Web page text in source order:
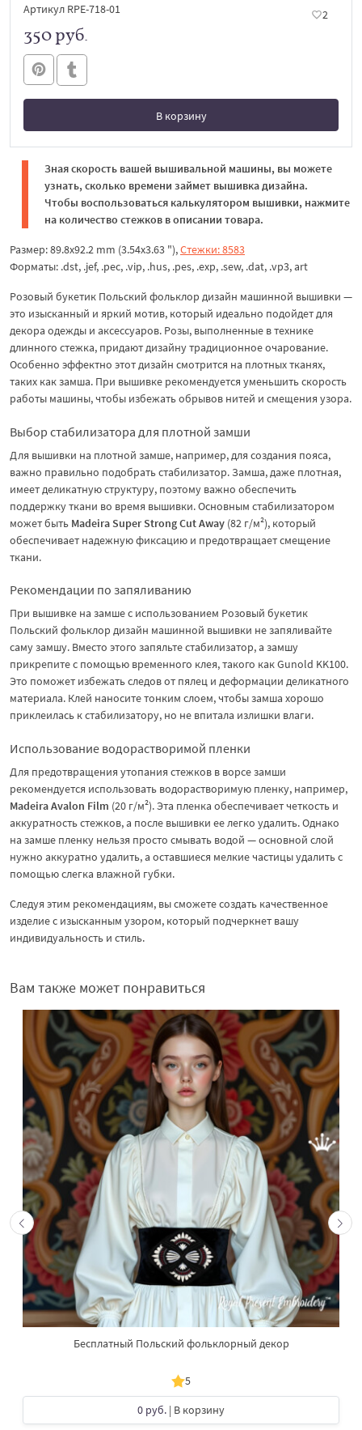
Артикул RPE-718-01 2
350 руб.
В корзину
В корзине
Зная скорость вашей вышивальной машины, вы можете
узнать, сколько времени займет вышивка дизайна.
Чтобы воспользоваться калькулятором вышивки, нажмите
на количество стежков в описании товара.
Размер: 89.8x92.2 mm (3.54x3.63 "),Стежки: 8583
Форматы: .dst, .jef, .pec, .vip, .hus, .pes, .exp, .sew, .dat, .vp3, art
Розовый букетик Польский фольклор дизайн машинной вышивки —
это изысканный и яркий мотив, который идеально подойдет для
декора одежды и аксессуаров. Розы, выполненные в технике
длинного стежка, придают дизайну традиционное очарование.
Особенно эффектно этот дизайн смотрится на плотных тканях,
таких как замша. При вышивке рекомендуется уменьшить скорость
работы машины, чтобы избежать обрывов нитей и смещения узора.
Выбор стабилизатора для плотной замши
Для вышивки на плотной замше, например, для создания пояса,
важно правильно подобрать стабилизатор. Замша, даже плотная,
имеет деликатную структуру, поэтому важно обеспечить
поддержку ткани во время вышивки. Основным стабилизатором
может быть Madeira Super Strong Cut Away (82 г/м²), который
обеспечивает надежную фиксацию и предотвращает смещение
ткани.
Рекомендации по запяливанию
При вышивке на замше с использованием Розовый букетик
Польский фольклор дизайн машинной вышивки не запяливайте
саму замшу. Вместо этого запяльте стабилизатор, а замшу
прикрепите с помощью временного клея, такого как Gunold KK100.
Это поможет избежать следов от пялец и деформации деликатного
материала. Клей наносите тонким слоем, чтобы замша хорошо
приклеилась к стабилизатору, но не впитала излишки влаги.
Использование водорастворимой пленки
Для предотвращения утопания стежков в ворсе замши
рекомендуется использовать водорастворимую пленку, например,
Madeira Avalon Film (20 г/м²). Эта пленка обеспечивает четкость и
аккуратность стежков, а после вышивки ее легко удалить. Однако
на замше пленку нельзя просто смывать водой — основной слой
нужно аккуратно удалить, а оставшиеся мелкие частицы удалить с
помощью слегка влажной губки.
Следуя этим рекомендациям, вы сможете создать качественное
изделие с изысканным узором, который подчеркнет вашу
индивидуальность и стиль.
Вам также может понравиться
Бесплатный Польский фольклорный декор
5
0 руб. | В корзину